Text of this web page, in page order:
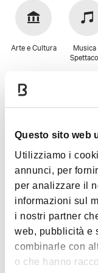
Questo sito web
Utilizziamo i
annunci, per
per analizzare il
informazioni sul
i nostri partner
web, pubblicità e
combinarle con
o che hanno
più famose
acclamati hanno
cartellone del
La magnifica
galleria e 93 in
dello spazio, il
boccascena ed
Tra i teatri più in
nazionale, il
legando il
teatro italiano.
Fo che, negli
Arte e Cultura
Musica